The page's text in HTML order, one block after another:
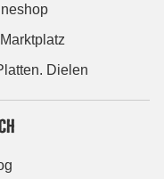
Dielen